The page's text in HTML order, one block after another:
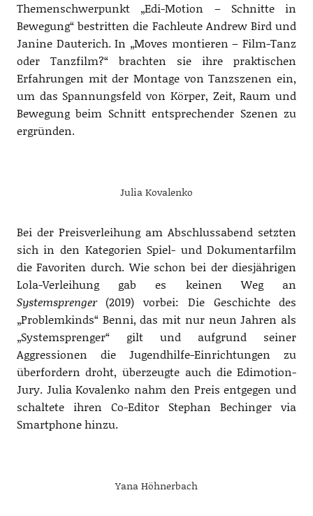
Themenschwerpunkt „Edi-Motion – Schnitte in
Bewegung“ bestritten die Fachleute Andrew Bird und
Janine Dauterich. In „Moves montieren – Film-Tanz
oder Tanzfilm?“ brachten sie ihre praktischen
Erfahrungen mit der Montage von Tanzszenen ein,
um das Spannungsfeld von Körper, Zeit, Raum und
Bewegung beim Schnitt entsprechender Szenen zu
ergründen.
Julia Kovalenko
Bei der Preisverleihung am Abschlussabend setzten
sich in den Kategorien Spiel- und Dokumentarfilm
die Favoriten durch. Wie schon bei der diesjährigen
Lola-Verleihung gab es keinen Weg an
Systemsprenger(2019) vorbei: Die Geschichte des
„Problemkinds“ Benni, das mit nur neun Jahren als
„Systemsprenger“ gilt und aufgrund seiner
Aggressionen die Jugendhilfe-Einrichtungen zu
überfordern droht, überzeugte auch die Edimotion-
Jury. Julia Kovalenko nahm den Preis entgegen und
schaltete ihren Co-Editor Stephan Bechinger via
Smartphone hinzu.
Yana Höhnerbach